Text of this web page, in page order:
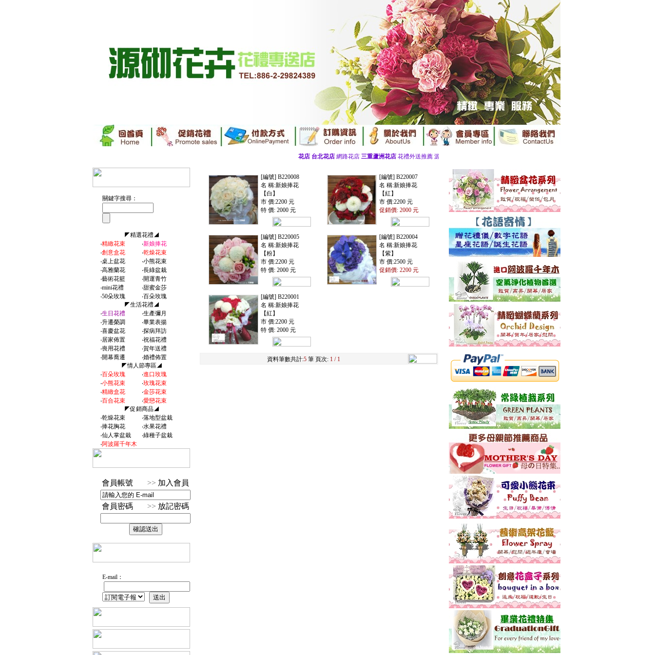
花店台北花店網路花店三重蘆洲花店花禮外送推薦 源砌花卉花禮提供專業送花服務鮮花送達全國......
關鍵字搜尋：
◤精選花禮◢
‧精緻花束 ‧新娘捧花
‧創意盒花 ‧乾燥花束
‧桌上盆花 ‧小熊花束
‧高雅蘭花 ‧長綠盆栽
‧藝術花籃 ‧開運青竹
‧mini花禮 ‧甜蜜金莎
‧50朵玫瑰 ‧百朵玫瑰
◤生活花禮◢
‧生日花禮 ‧生產彌月
‧升遷榮調 ‧畢業表揚
‧喜慶盆花 ‧探病拜訪
‧居家佈置 ‧祝福花禮
‧喪用花禮 ‧賀年送禮
‧開幕喬遷 ‧婚禮佈置
◤情人節專區◢
‧百朵玫瑰 ‧進口玫瑰
‧小熊花束 ‧玫瑰花束
‧精緻盒花 ‧金莎花束
‧百合花束 ‧愛戀花束
◤促銷商品◢
‧乾燥花束 ‧落地型盆栽
‧捧花胸花 ‧水果花禮
‧仙人掌盆栽 ‧綠種子盆栽
‧阿波羅千年木
會員帳號 >> 加入會員
會員密碼 >> 放記密碼
E-mail：
[編號] B220008
名 稱:新娘捧花
【白】
市 價:2200 元
特 價: 2000 元
[編號] B220007
名 稱:新娘捧花
【紅】
市 價:2200 元
促銷價: 2000 元
[編號] B220005
名 稱:新娘捧花
【粉】
市 價:2200 元
特 價: 2000 元
[編號] B220004
名 稱:新娘捧花
【紫】
市 價:2500 元
促銷價: 2200 元
[編號] B220001
名 稱:新娘捧花
【紅】
市 價:2200 元
特 價: 2000 元
資料筆數共計:5 筆 頁次: 1 / 1